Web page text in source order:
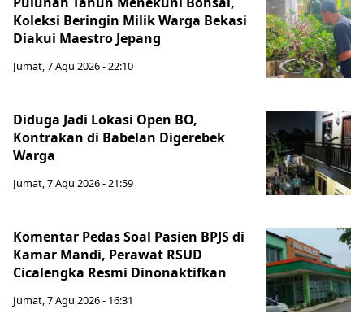
Koleksi Beringin Milik Warga Bekasi
Diakui Maestro Jepang
Jumat, 7 Agu 2026 - 22:10
Diduga Jadi Lokasi Open BO,
Kontrakan di Babelan Digerebek
Warga
Jumat, 7 Agu 2026 - 21:59
Komentar Pedas Soal Pasien BPJS di
Kamar Mandi, Perawat RSUD
Cicalengka Resmi Dinonaktifkan
Jumat, 7 Agu 2026 - 16:31